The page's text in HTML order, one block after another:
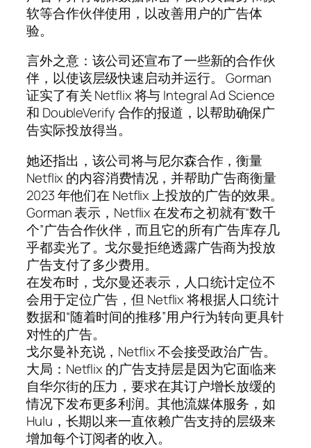
软等合作伙伴使用，以改善用户的广告体
验。
言外之意：该公司还宣布了一些新的合作伙
伴，以使该层级快速启动并运行。 Gorman
证实了有关 Netflix 将与 Integral Ad Science
和 DoubleVerify 合作的报道，以帮助确保广
告实际投放得当。
她还指出，该公司将与尼尔森合作，衡量
Netflix 的内容消费情况，并帮助广告商衡量
2023 年他们在 Netflix 上投放的广告的效果。
Gorman 表示，Netflix 在发布之初就有“数千
个”广告合作伙伴，而且它的所有广告库存几
乎都卖光了。戈尔曼拒绝透露广告商为投放
广告支付了多少费用。
在发布时，戈尔曼还表示，人口统计定位不
会用于定位广告，但 Netflix 将根据人口统计
数据和“随着时间的推移”用户行为转向更具针
对性的广告。
戈尔曼补充说，Netflix 不会接受政治广告。
大局：Netflix 的广告支持层是因为它面临来
自华尔街的压力，要求在其订户增长放缓的
情况下发布更多利润。其他流媒体服务，如
Hulu，长期以来一直依赖广告支持的层级来
增加每个订阅者的收入。